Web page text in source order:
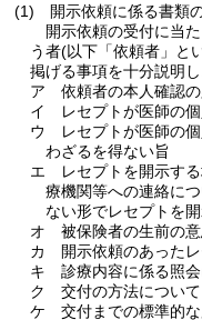
(1)
開示依頼に係る書類
開示依頼の受付に当
う者(以下「依頼者」と
掲げる事項を十分説明
ア
依頼者の本人確認
イ
レセプトが医師の
ウ
レセプトが医師の
わざるを得ない旨
エ
レセプトを開示す
療機関等への連絡に
ない形でレセプトを
オ
被保険者の生前の
カ
開示依頼のあった
キ
診療内容に係る照
ク
交付の方法について
ケ
交付までの標準的